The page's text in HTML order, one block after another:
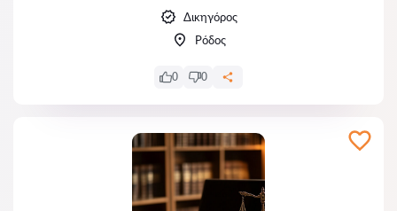
Δικηγόρος
Ρόδος
0 0